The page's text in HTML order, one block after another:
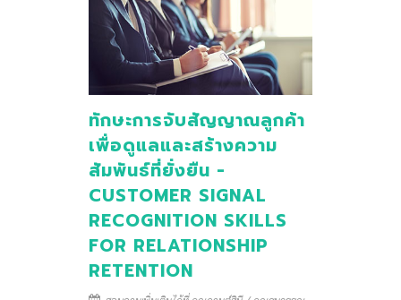
ทักษะการจับสัญญาณลูกค้า
เพื่อดูแลและสร้างความ
สัมพันธ์ที่ยั่งยืน -
CUSTOMER SIGNAL
RECOGNITION SKILLS
FOR RELATIONSHIP
RETENTION